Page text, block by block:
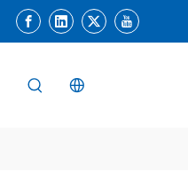
Digitaler intelligenter Metalldetektor mit Doppelsensor